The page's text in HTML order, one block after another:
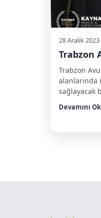
28 Aralık 2023
Trabzon
Trabzon
alanlarında
sağlayacak
doğru
konuda size
Devamını